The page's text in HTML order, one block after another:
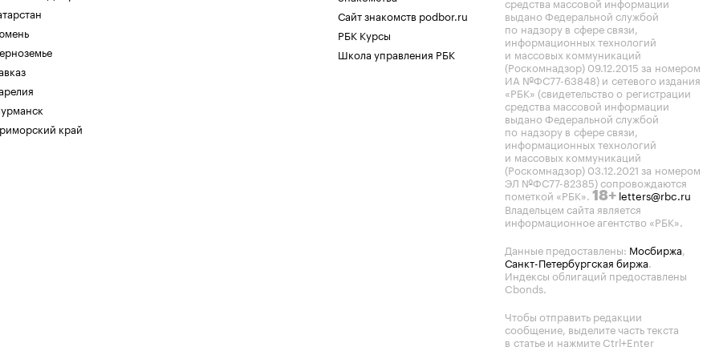
край
Сайт знакомств podbor.ru
РБК Курсы
Школа управления РБК
выдано Федеральной службой
по надзору в сфере связи,
информационных технологий
и массовых коммуникаций
(Роскомнадзор) 09.12.2015 за номером
ИА №ФС77-63848) и сетевого издания
«РБК» (свидетельство о регистрации
средства массовой информации
выдано Федеральной службой
по надзору в сфере связи,
информационных технологий
и массовых коммуникаций
(Роскомнадзор) 03.12.2021 за номером
ЭЛ №ФС77-82385) сопровождаются
пометкой «РБК». 18+ letters@rbc.ru
Владельцем сайта является
информационное агентство «РБК».
Данные предоставлены: Мосбиржа,
Санкт-Петербургская биржа.
Индексы облигаций предоставлены
Cbonds.
Чтобы отправить редакции
сообщение, выделите часть текста
в статье и нажмите Ctrl+Enter